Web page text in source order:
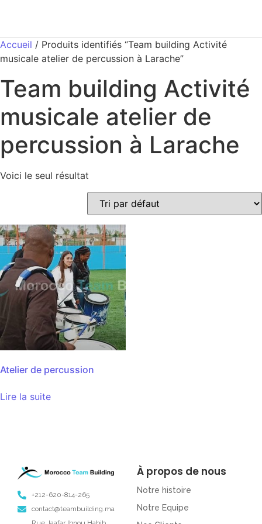
Accueil / Produits identifiés “Team building Activité
musicale atelier de percussion à Larache”
Team building Activité
musicale atelier de
percussion à Larache
Voici le seul résultat
Atelier de percussion
Lire la suite
+212-620-814-265
contact@teambuilding.ma
À propos de nous
Notre histoire
Notre Equipe